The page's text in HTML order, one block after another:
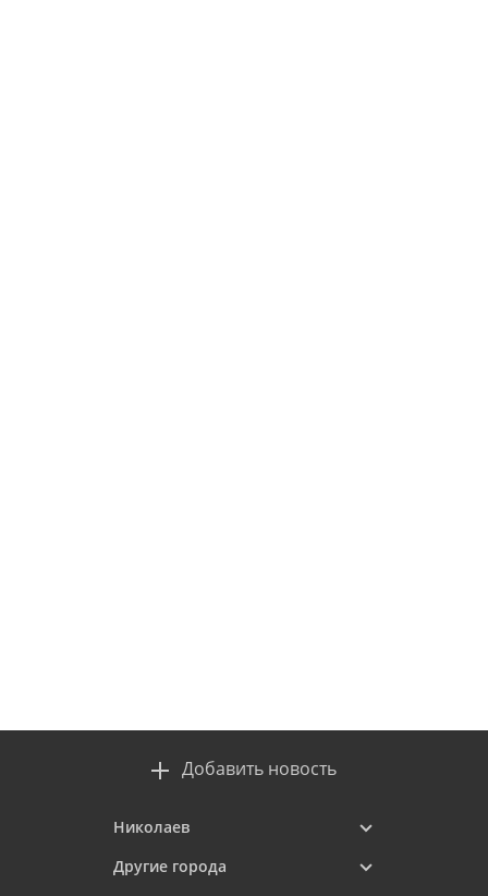
Добавить новость
Николаев
Другие города